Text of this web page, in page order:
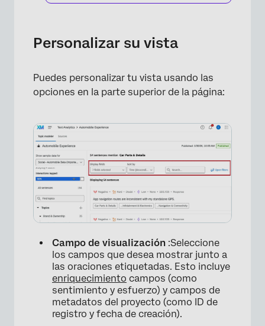
×
Personalizar su vista
Puedes personalizar tu vista usando las
opciones en la parte superior de la página:
Campo de visualización :Seleccione
los campos que desea mostrar junto a
las oraciones etiquetadas. Esto incluye
enriquecimiento campos (como
sentimiento y esfuerzo) y campos de
metadatos del proyecto (como ID de
registro y fecha de creación).